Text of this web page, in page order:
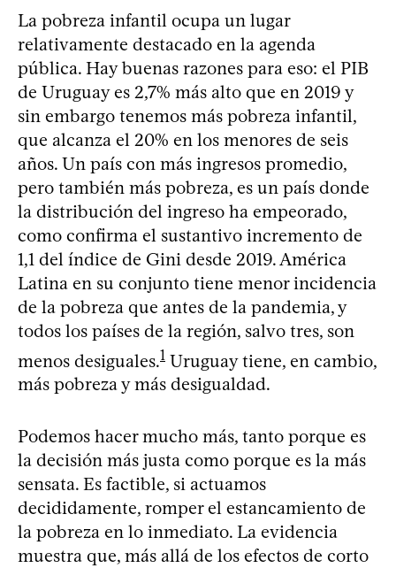
La pobreza infantil ocupa un lugar
relativamente destacado en la agenda
pública. Hay buenas razones para eso: el PIB
de Uruguay es 2,7% más alto que en 2019 y
sin embargo tenemos más pobreza infantil,
que alcanza el 20% en los menores de seis
años. Un país con más ingresos promedio,
pero también más pobreza, es un país donde
la distribución del ingreso ha empeorado,
como confirma el sustantivo incremento de
1,1 del índice de Gini desde 2019. América
Latina en su conjunto tiene menor incidencia
de la pobreza que antes de la pandemia, y
todos los países de la región, salvo tres, son
menos desiguales.1 Uruguay tiene, en cambio,
más pobreza y más desigualdad.
Podemos hacer mucho más, tanto porque es
la decisión más justa como porque es la más
sensata. Es factible, si actuamos
decididamente, romper el estancamiento de
la pobreza en lo inmediato. La evidencia
muestra que, más allá de los efectos de corto